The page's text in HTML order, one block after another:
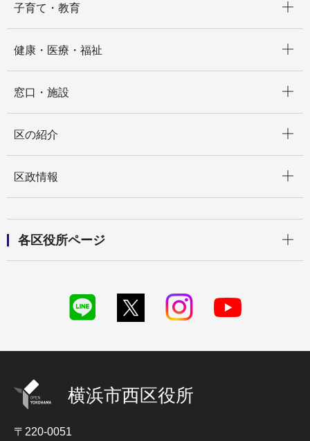
子育て・教育
健康・医療・福祉
窓口・施設
区の紹介
区政情報
各区役所ページ
横浜市西区役所
〒220-0051